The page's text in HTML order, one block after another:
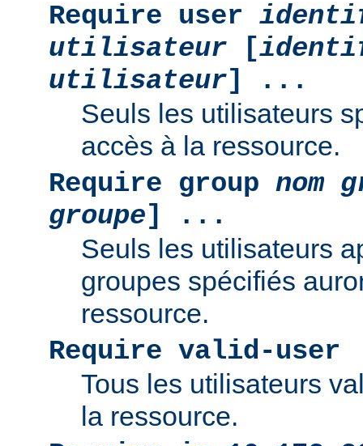
Require user
utilisateur [
utilisateur] ...
Seuls les utilisateurs
accès à la ressource.
Require group nom
groupe] ...
Seuls les utilisateurs
groupes spécifiés
ressource.
Require valid-user
Tous les utilisateurs
la ressource.